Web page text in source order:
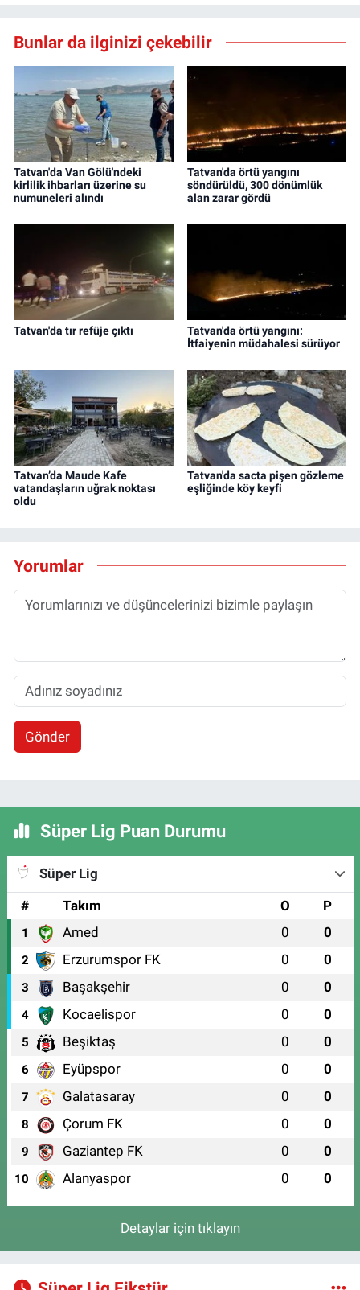
Bunlar da ilginizi çekebilir
Tatvan'da Van Gölü'ndeki
kirlilik ihbarları üzerine su
numuneleri alındı
Tatvan'da örtü yangını
söndürüldü, 300 dönümlük
alan zarar gördü
Tatvan'da tır refüje çıktı
Tatvan'da örtü yangını:
İtfaiyenin müdahalesi sürüyor
Tatvan’da Maude Kafe
vatandaşların uğrak noktası
oldu
Tatvan'da sacta pişen gözleme
eşliğinde köy keyfi
Yorumlar
Gönder
Süper Lig Puan Durumu
Süper Lig
#
Takım O P
1 Amed 0 0
2 Erzurumspor FK 0 0
3 Başakşehir 0 0
4 Kocaelispor 0 0
5 Beşiktaş 0 0
6 Eyüpspor 0 0
7 Galatasaray 0 0
8 Çorum FK 0 0
9 Gaziantep FK 0 0
10 Alanyaspor 0 0
Detaylar için tıklayın